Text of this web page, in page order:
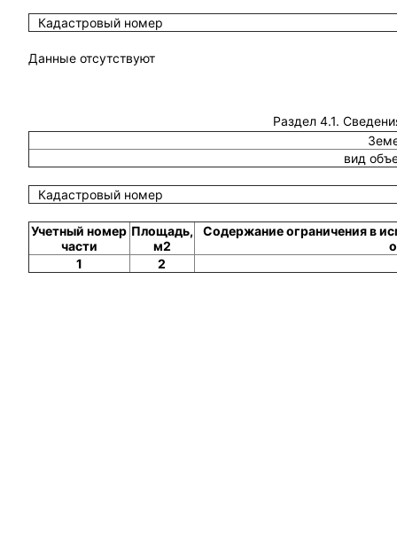
Кадастровый номер
Данные отсутствуют
Раздел 4.1.
вид
Кадастровый номер
Учетный номер
части
Площадь,
м2
Содержание ограничения в
1
2